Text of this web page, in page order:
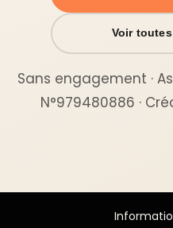
Voir
Sans engagement ·
N°979480886 ·